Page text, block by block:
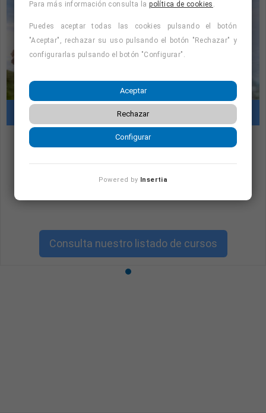
productividad.
Cursos con prácticas en empresas
¡Precios con descuento!
Consulta nuestro listado de cursos
Para más información consulta lapolítica de cookies .
Puedes aceptar todas las cookies pulsando el botón
"Aceptar", rechazar su uso pulsando el botón "Rechazar" y
configurarlas pulsando el botón "Configurar".
Aceptar
Rechazar
Configurar
Powered by Insertia